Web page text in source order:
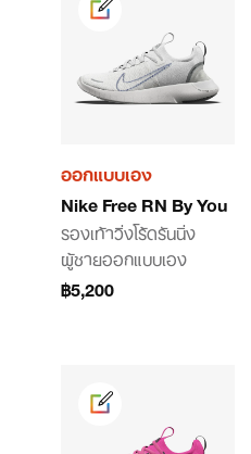
ออกแบบเอง
Nike Free RN By You
รองเท้าวิ่งโร้ดรันนิ่ง
ผู้ชายออกแบบเอง
฿5,200